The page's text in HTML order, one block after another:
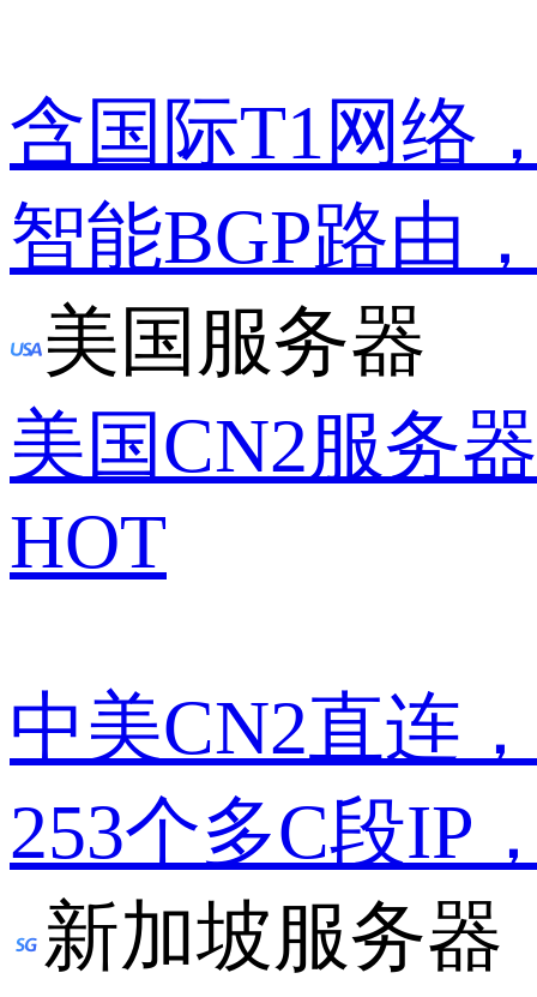
含国际T1网络
智能BGP路由
美国服务器
美国CN2服务器
HOT
中美CN2直连
253个多C段IP
新加坡服务器